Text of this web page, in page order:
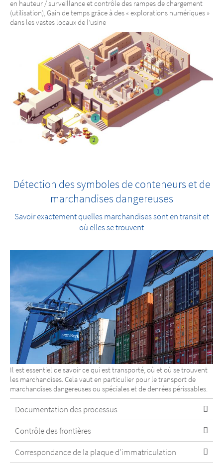
en hauteur / surveillance et contrôle des rampes de chargement
(utilisation), Gain de temps grâce à des « explorations numériques »
dans les vastes locaux de l’usine
Détection des symboles de conteneurs et de
marchandises dangereuses
Savoir exactement quelles marchandises sont en transit et
où elles se trouvent
Il est essentiel de savoir ce qui est transporté, où et où se trouvent
les marchandises. Cela vaut en particulier pour le transport de
marchandises dangereuses ou spéciales et de denrées périssables.
Documentation des processus
Contrôle des frontières
Correspondance de la plaque d'immatriculation